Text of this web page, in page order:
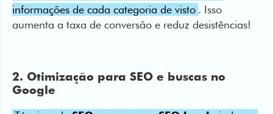
informações de cada categoria de visto . Isso
aumenta a taxa de conversão e reduz desistências!
2. Otimização para SEO e buscas no
Google